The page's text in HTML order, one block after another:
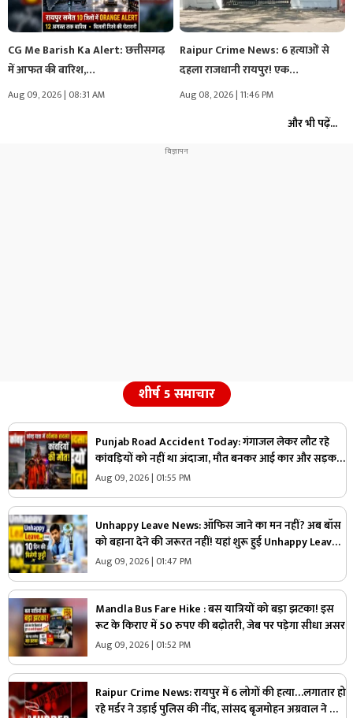
CG Me Barish Ka Alert: छत्तीसगढ़
में आफत की बारिश,…
Aug 09, 2026 | 08:31 AM
Raipur Crime News: 6 हत्याओं से
दहला राजधानी रायपुर! एक…
Aug 08, 2026 | 11:46 PM
और भी पढ़ें...
शीर्ष 5 समाचार
Punjab Road Accident Today: गंगाजल लेकर लौट रहे
कांवड़ियों को नहीं था अंदाजा, मौत बनकर आई कार और सड़क
पर बिछ गई लाशें…मची चीख-पुकार
Aug 09, 2026 | 01:55 PM
Unhappy Leave News: ऑफिस जाने का मन नहीं? अब बॉस
को बहाना देने की जरूरत नहीं! यहां शुरू हुई Unhappy Leave,
मिलेगी 10 दिन की छुट्टी और सैलरी भी
Aug 09, 2026 | 01:47 PM
Mandla Bus Fare Hike : बस यात्रियों को बड़ा झटका! इस
रूट के किराए में 50 रुपए की बढ़ोतरी, जेब पर पड़ेगा सीधा असर
Aug 09, 2026 | 01:52 PM
Raipur Crime News: रायपुर में 6 लोगों की हत्या…लगातार हो
रहे मर्डर ने उड़ाई पुलिस की नींद, सांसद बृजमोहन अग्रवाल ने भी